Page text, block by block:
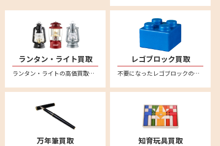
ランタン・ライト買取
ランタン・ライトの高価買取なら買取専門店のリムーブ(reMOVE)。リムーブなら、宅配買取専門店なので、日本全国どこからでも買取が可能！しかも送料は完全無料！簡単・安心・丁寧な宅配専門の買取サービスです。自宅に居ながら査定～入金まで安心してお任せください。LED・電池式ランタン、ライト・ランタンなど、幅広く買取させていただきます。コールマン(Coleman)やスノーピーク(snow peak)、ペトロマックス(Petromax)、デイツ(DIETZ) 、フュアーハンド(FEUERHAND) など買取対象ブランド多数！汚れや傷があってもお買取させていただいております。買取査定額に満足された場合のみお買取させていただきますので、お気軽にお問い合わせください。
レゴブロック買取
不要になったレゴブロックの買取ならリムーブ。全国送料無料の宅配査定はこちら。
万年筆買取 知育玩具買取